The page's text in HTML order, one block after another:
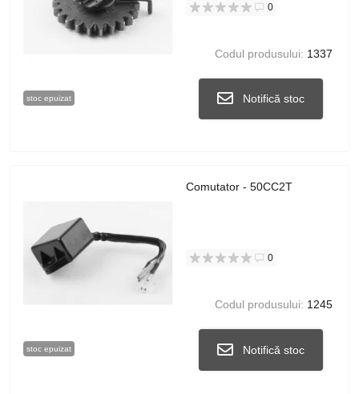
stoc epuizat
0
Codul produsului: 1337
Notifică stoc
stoc epuizat
Comutator - 50CC2T
0
Codul produsului: 1245
Notifică stoc